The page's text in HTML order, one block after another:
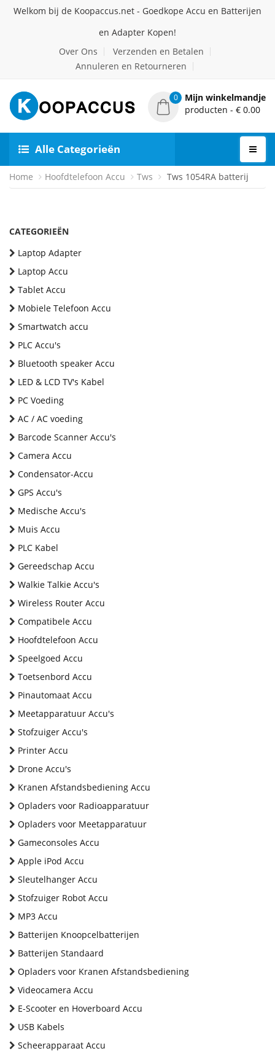
Welkom bij de Koopaccus.net - Goedkope Accu en Batterijen
en Adapter Kopen!
Over Ons
Verzenden en Betalen
Annuleren en Retourneren
0
Mijn winkelmandje
producten - € 0.00
Alle Categorieën
Home Hoofdtelefoon Accu Tws Tws 1054RA batterij
CATEGORIEËN
Laptop Adapter
Laptop Accu
Tablet Accu
Mobiele Telefoon Accu
Smartwatch accu
PLC Accu's
Bluetooth speaker Accu
LED & LCD TV's Kabel
PC Voeding
AC / AC voeding
Barcode Scanner Accu's
Camera Accu
Condensator-Accu
GPS Accu's
Medische Accu's
Muis Accu
PLC Kabel
Gereedschap Accu
Walkie Talkie Accu's
Wireless Router Accu
Compatibele Accu
Hoofdtelefoon Accu
Speelgoed Accu
Toetsenbord Accu
Pinautomaat Accu
Meetapparatuur Accu's
Stofzuiger Accu's
Printer Accu
Drone Accu's
Kranen Afstandsbediening Accu
Opladers voor Radioapparatuur
Opladers voor Meetapparatuur
Gameconsoles Accu
Apple iPod Accu
Sleutelhanger Accu
Stofzuiger Robot Accu
MP3 Accu
Batterijen Knoopcelbatterijen
Batterijen Standaard
Opladers voor Kranen Afstandsbediening
Videocamera Accu
E-Scooter en Hoverboard Accu
USB Kabels
Scheerapparaat Accu